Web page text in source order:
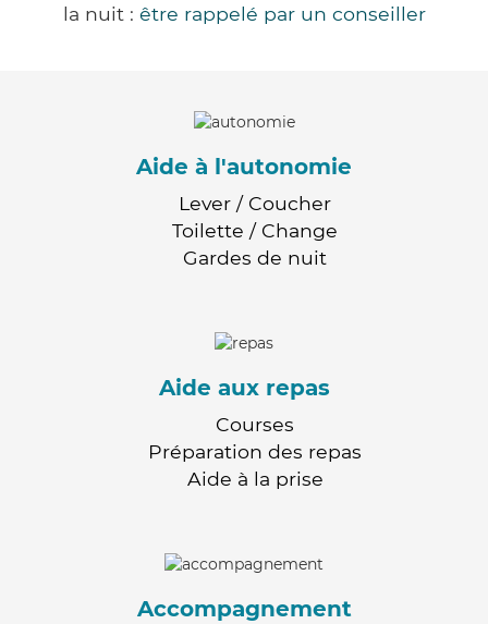
la nuit : être rappelé par un conseiller
Aide à l'autonomie
Lever / Coucher
Toilette / Change
Gardes de nuit
Aide aux repas
Courses
Préparation des repas
Aide à la prise
Accompagnement